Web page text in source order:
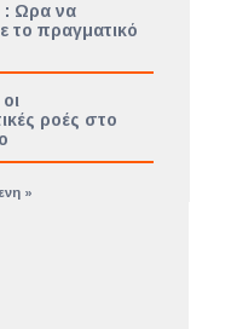
: Ωρα να
το πραγματικό
ροές στο
»